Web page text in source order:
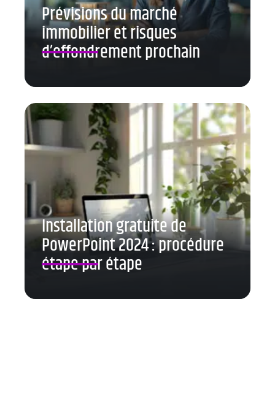
Prévisions du marché
immobilier et risques
d’effondrement prochain
Installation gratuite de
PowerPoint 2024 : procédure
étape par étape